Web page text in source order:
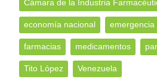
Cámara de la Industria
economía nacional emergencia
farmacias medicamentos
Tito López Venezuela